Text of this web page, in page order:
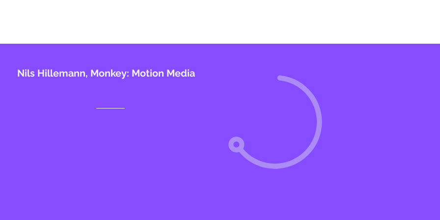
Nils Hillemann, Monkey: Motion Media
ich fühle mich endlich